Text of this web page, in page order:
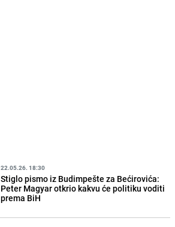
22.05.26. 18:30
Stiglo pismo iz Budimpešte za Bećirovića:
Peter Magyar otkrio kakvu će politiku voditi
prema BiH